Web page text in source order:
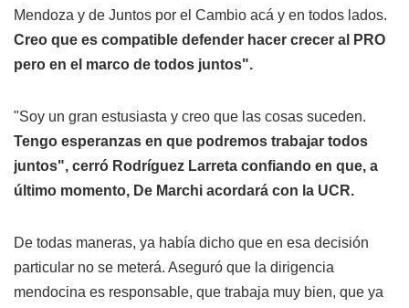
Mendoza y de Juntos por el Cambio acá y en todos lados.
Creo que es compatible defender hacer crecer al PRO
pero en el marco de todos juntos".
"Soy un gran estusiasta y creo que las cosas suceden.
Tengo esperanzas en que podremos trabajar todos
juntos", cerró Rodríguez Larreta confiando en que, a
último momento, De Marchi acordará con la UCR.
De todas maneras, ya había dicho que en esa decisión
particular no se meterá. Aseguró que la dirigencia
mendocina es responsable, que trabaja muy bien, que ya